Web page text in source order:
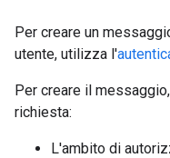
Per creare un
utente, utilizza l'
Per creare il
richiesta:
L'ambito di